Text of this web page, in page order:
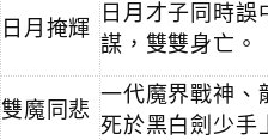
日月掩輝
日月才子同時誤
謀，雙雙身亡。
雙魔同悲
一代魔界戰神、
死於黑白劍少手